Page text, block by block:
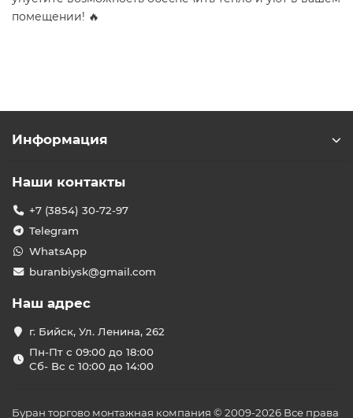
помещении! 🔥
Информация
Наши контакты
+7 (3854) 30-72-97
Telegram
WhatsApp
buranbiysk@gmail.com
Наш адрес
г. Бийск, Ул. Ленина, 262
Пн-Пт с 09:00 до 18:00
Сб- Вс с 10:00 до 14:00
Буран торгово монтажная компания © 2009-2026 Все права